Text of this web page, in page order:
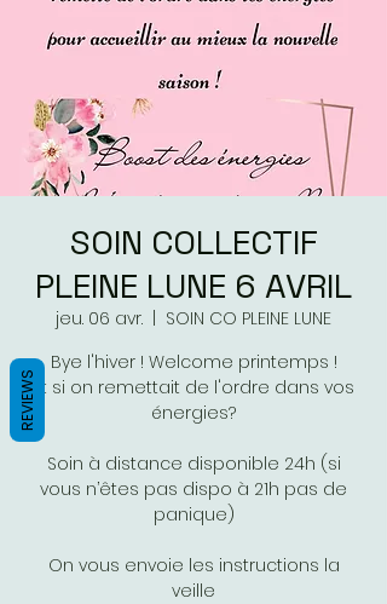
SOIN COLLECTIF
PLEINE LUNE 6 AVRIL
jeu. 06 avr.
SOIN CO PLEINE LUNE
Bye l'hiver ! Welcome printemps !
Et si on remettait de l'ordre dans vos
énergies?
Soin à distance disponible 24h (si
vous n’êtes pas dispo à 21h pas de
panique)
On vous envoie les instructions la
veille
REVIEWS